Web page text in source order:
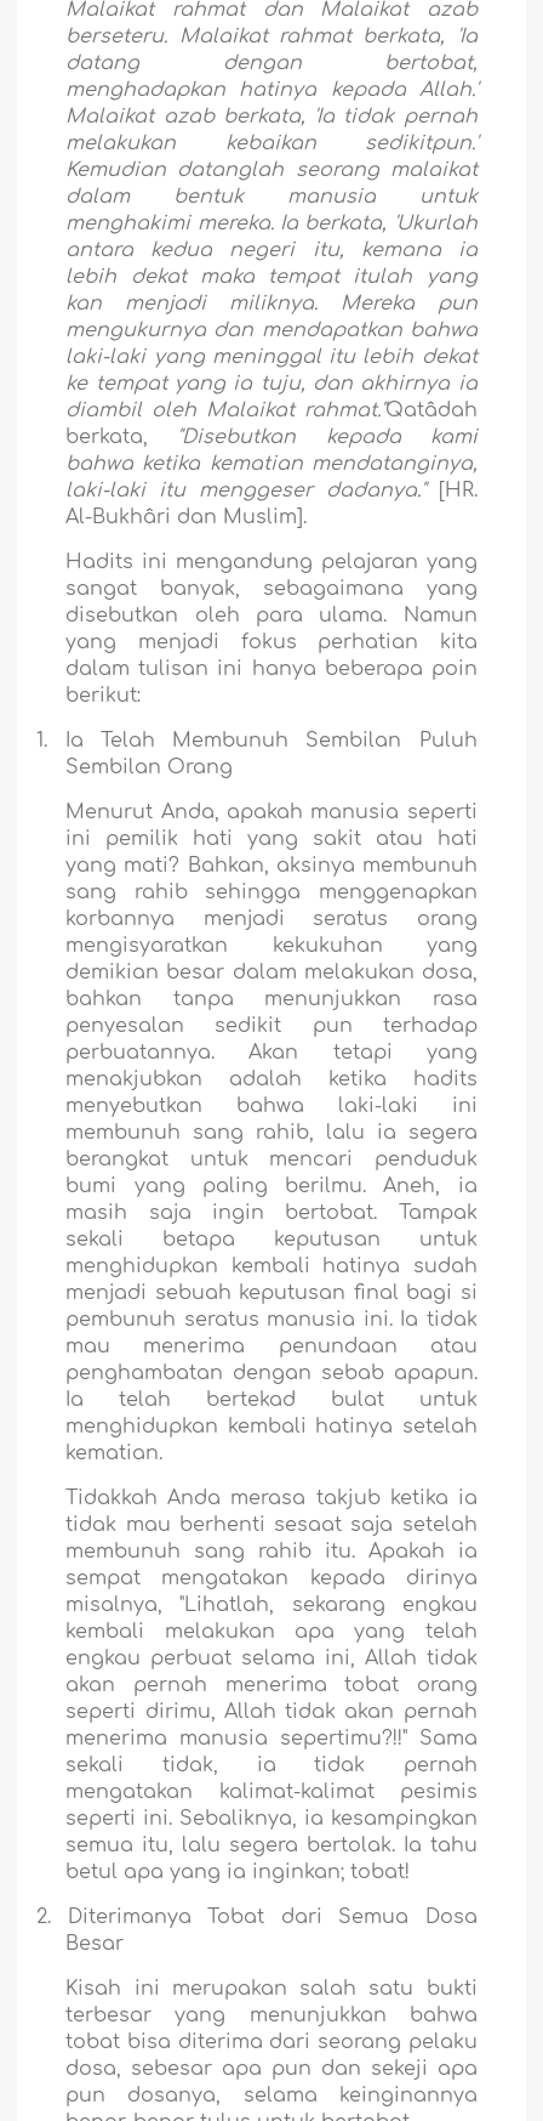
Malaikat rahmat dan Malaikat azab
berseteru. Malaikat rahmat berkata, 'Ia
datang dengan bertobat,
menghadapkan hatinya kepada Allah.'
Malaikat azab berkata, 'Ia tidak pernah
melakukan kebaikan sedikitpun.'
Kemudian datanglah seorang malaikat
dalam bentuk manusia untuk
menghakimi mereka. Ia berkata, 'Ukurlah
antara kedua negeri itu, kemana ia
lebih dekat maka tempat itulah yang
kan menjadi miliknya. Mereka pun
mengukurnya dan mendapatkan bahwa
laki-laki yang meninggal itu lebih dekat
ke tempat yang ia tuju, dan akhirnya ia
diambil oleh Malaikat rahmat."Qatâdah
berkata,
"Disebutkan kepada kami
bahwa ketika kematian mendatanginya,
laki-laki itu menggeser dadanya."
[HR.
Al-Bukhâri dan Muslim].
Hadits ini mengandung pelajaran yang
sangat banyak, sebagaimana yang
disebutkan oleh para ulama. Namun
yang menjadi fokus perhatian kita
dalam tulisan ini hanya beberapa poin
berikut:
1.
Ia Telah Membunuh Sembilan Puluh
Sembilan Orang
Menurut Anda, apakah manusia seperti
ini pemilik hati yang sakit atau hati
yang mati? Bahkan, aksinya membunuh
sang rahib sehingga menggenapkan
korbannya menjadi seratus orang
mengisyaratkan kekukuhan yang
demikian besar dalam melakukan dosa,
bahkan tanpa menunjukkan rasa
penyesalan sedikit pun terhadap
perbuatannya. Akan tetapi yang
menakjubkan adalah ketika hadits
menyebutkan bahwa laki-laki ini
membunuh sang rahib, lalu ia segera
berangkat untuk mencari penduduk
bumi yang paling berilmu. Aneh, ia
masih saja ingin bertobat. Tampak
sekali betapa keputusan untuk
menghidupkan kembali hatinya sudah
menjadi sebuah keputusan final bagi si
pembunuh seratus manusia ini. Ia tidak
mau menerima penundaan atau
penghambatan dengan sebab apapun.
Ia telah bertekad bulat untuk
menghidupkan kembali hatinya setelah
kematian.
Tidakkah Anda merasa takjub ketika ia
tidak mau berhenti sesaat saja setelah
membunuh sang rahib itu. Apakah ia
sempat mengatakan kepada dirinya
misalnya, "Lihatlah, sekarang engkau
kembali melakukan apa yang telah
engkau perbuat selama ini, Allah tidak
akan pernah menerima tobat orang
seperti dirimu, Allah tidak akan pernah
menerima manusia sepertimu?!!" Sama
sekali tidak, ia tidak pernah
mengatakan kalimat-kalimat pesimis
seperti ini. Sebaliknya, ia kesampingkan
semua itu, lalu segera bertolak. Ia tahu
betul apa yang ia inginkan; tobat!
2.
Diterimanya Tobat dari Semua Dosa
Besar
Kisah ini merupakan salah satu bukti
terbesar yang menunjukkan bahwa
tobat bisa diterima dari seorang pelaku
dosa, sebesar apa pun dan sekeji apa
pun dosanya, selama keinginannya